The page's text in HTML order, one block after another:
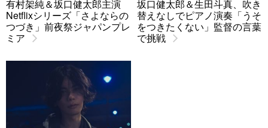
有村架純＆坂口健太郎主演
Netflixシリーズ「さよならの
つづき」前夜祭ジャパンプレ
ミア
坂口健太郎＆生田斗真、吹き
替えなしでピアノ演奏「うそ
をつきたくない」監督の言葉
で挑戦